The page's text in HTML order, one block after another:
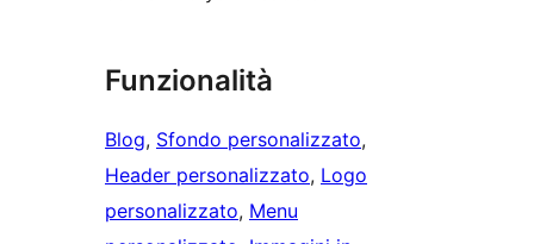
Funzionalità
Blog, Sfondo personalizzato
Header personalizzato, Logo
personalizzato, Menu